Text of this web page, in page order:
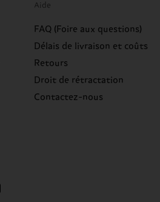
Aide
FAQ (Foire aux questions)
Délais de livraison et coûts
Retours
Droit de rétractation
Contactez-nous